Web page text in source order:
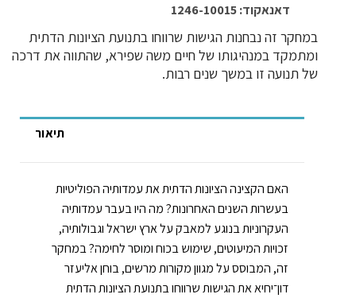
דאנאקוד: 1246-10015
במחקר זה נבחנות הגישות שרווחו בתנועת הציונות הדתית
ומתמקד במנהיגותו של חיים משה שפירא, שהתווה את דרכה
של תנועה זו במשך שנים רבות.
תיאור
האם הקצינה הציונות הדתית את עמדותיה הפוליטיות
בעשרות השנים האחרונות? מה היו בעבר עמדותיה
העקרוניות בנוגע למאבק על ארץ ישראל וגבולותיה,
זכויות המיעוטים, שימוש בכוח ומוסר לחימה? במחקר
זה, המבוסס על מגוון מקורות מרשים, בוחן אליעזר
דון־יחיא את הגישות שרווחו בתנועת הציונות הדתית